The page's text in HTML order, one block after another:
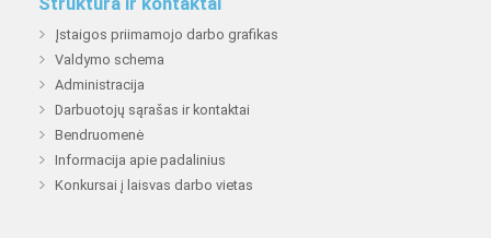
Įstaigos priimamojo darbo grafikas
Valdymo schema
Administracija
Darbuotojų sąrašas ir kontaktai
Bendruomenė
Informacija apie padalinius
Konkursai į laisvas darbo vietas